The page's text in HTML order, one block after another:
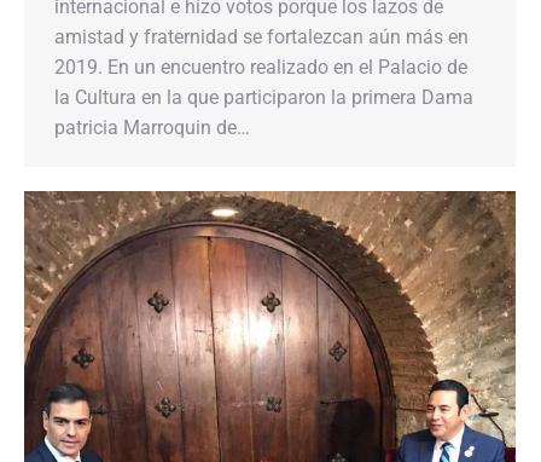
internacional e hizo votos porque los lazos de
amistad y fraternidad se fortalezcan aún más en
2019. En un encuentro realizado en el Palacio de
la Cultura en la que participaron la primera Dama
patricia Marroquin de…